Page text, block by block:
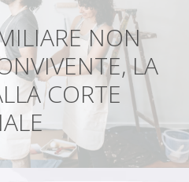
NON
LA
CORTE